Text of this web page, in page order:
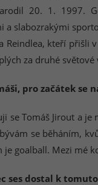
20. 1. 1997.
a slabozrakými
Reindlea, kteří přišli
za druhé světové
pro začátek se
se Tomáš Jirout a
se běháním,
je goalball. Mezi mé
ses dostal k